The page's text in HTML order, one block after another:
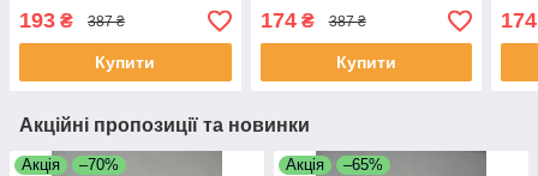
193 ₴ 387 ₴
Купити
174₴ 387 ₴
Купити
174
Акційні пропозиції та новинки
Акція –70% Акція –65%